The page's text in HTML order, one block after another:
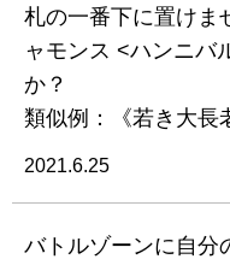
札の一番下に置けま
ャモンス <ハンニバ
か？
類似例：《若き大長
2021.6.25
バトルゾーンに自分